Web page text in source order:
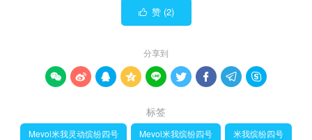
 赞 (2)
分享到
        
标签
Mevol米我灵动缤纷四号 Mevol米我缤纷四号 米我缤纷四号